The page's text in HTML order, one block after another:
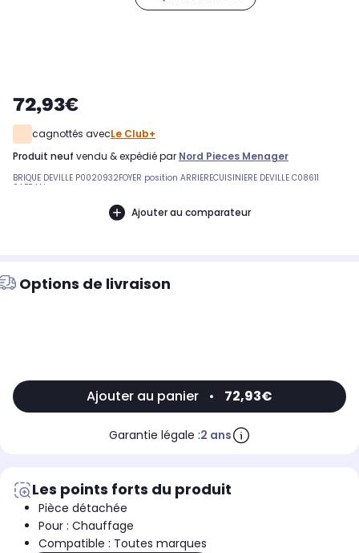
72,93€
cagnottés avecLe Club+
produit neuf vendu & expédié par Nord Pieces Menager
BRIQUE DEVILLE P0020932FOYER position ARRIERECUISINIERE DEVILLE C08611
SAFRAN
Ajouter au comparateur
Options de livraison
Ajouter au panier • 72,93€
Garantie légale :2 ans
Les points forts du produit
Pièce détachée
Pour : Chauffage
Compatible : Toutes marques